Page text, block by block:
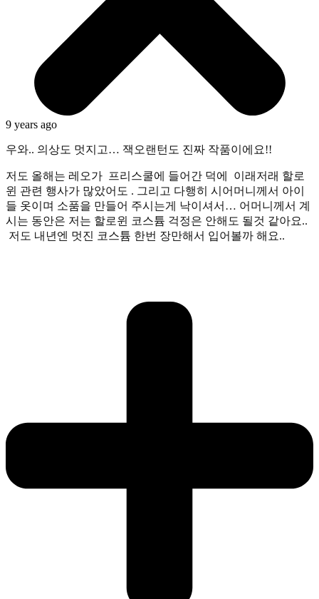
9 years ago
우와.. 의상도 멋지고… 잭오랜턴도 진짜 작품이에요!!
저도 올해는 레오가 프리스쿨에 들어간 덕에 이래저래 할로
윈 관련 행사가 많았어도 . 그리고 다행히 시어머니께서 아이
들 옷이며 소품을 만들어 주시는게 낙이셔서… 어머니께서 계
시는 동안은 저는 할로윈 코스튬 걱정은 안해도 될것 같아요..
저도 내년엔 멋진 코스튬 한번 장만해서 입어볼까 해요..